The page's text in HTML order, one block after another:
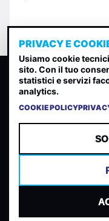
CLASSIFICA INDIE
Classifica per indice di
COOKIES
PRIVACY E
Usiamo cookie
sito. Con il tuo
statistici e servizi
analytics.
COOKIE POLICY